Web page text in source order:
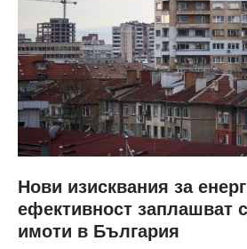
Нови изисквания за
ефективност заплашват
имоти в България